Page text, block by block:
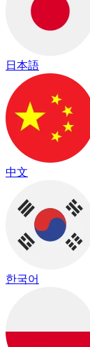
日本語
中文
한국어